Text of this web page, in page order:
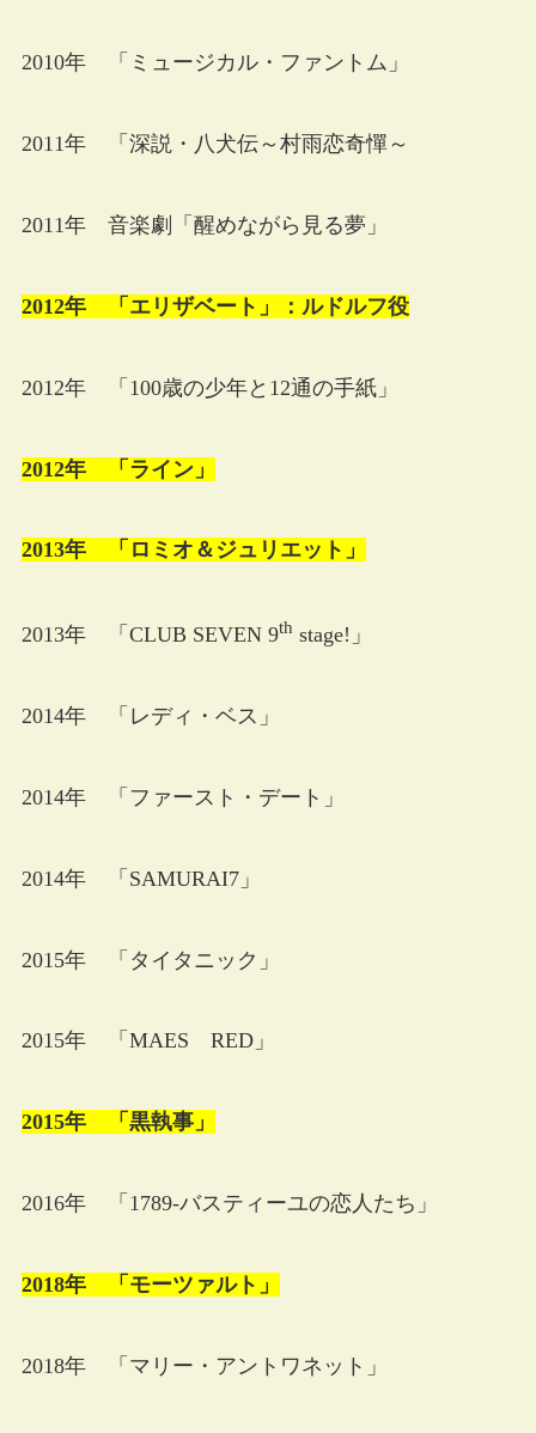
2010年 「ミュージカル・ファントム」
2011年 「深説・八犬伝～村雨恋奇憚～
2011年 音楽劇「醒めながら見る夢」
2012年 「エリザベート」：ルドルフ役
2012年 「100歳の少年と12通の手紙」
2012年 「ライン」
2013年 「ロミオ＆ジュリエット」
2013年 「CLUB SEVEN 9th stage!」
2014年 「レディ・ベス」
2014年 「ファースト・デート」
2014年 「SAMURAI7」
2015年 「タイタニック」
2015年 「MAES RED」
2015年 「黒執事」
2016年 「1789-バスティーユの恋人たち」
2018年 「モーツァルト」
2018年 「マリー・アントワネット」